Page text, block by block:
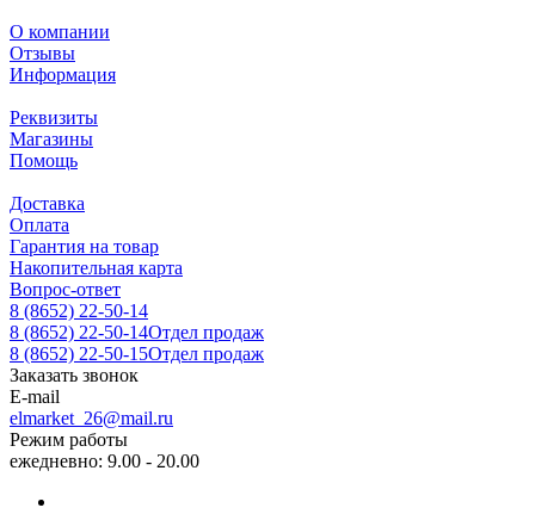
О компании
Отзывы
Информация
Реквизиты
Магазины
Помощь
Доставка
Оплата
Гарантия на товар
Накопительная карта
Вопрос-ответ
8 (8652) 22-50-14
8 (8652) 22-50-14Отдел продаж
8 (8652) 22-50-15Отдел продаж
Заказать звонок
E-mail
elmarket_26@mail.ru
Режим работы
ежедневно: 9.00 - 20.00